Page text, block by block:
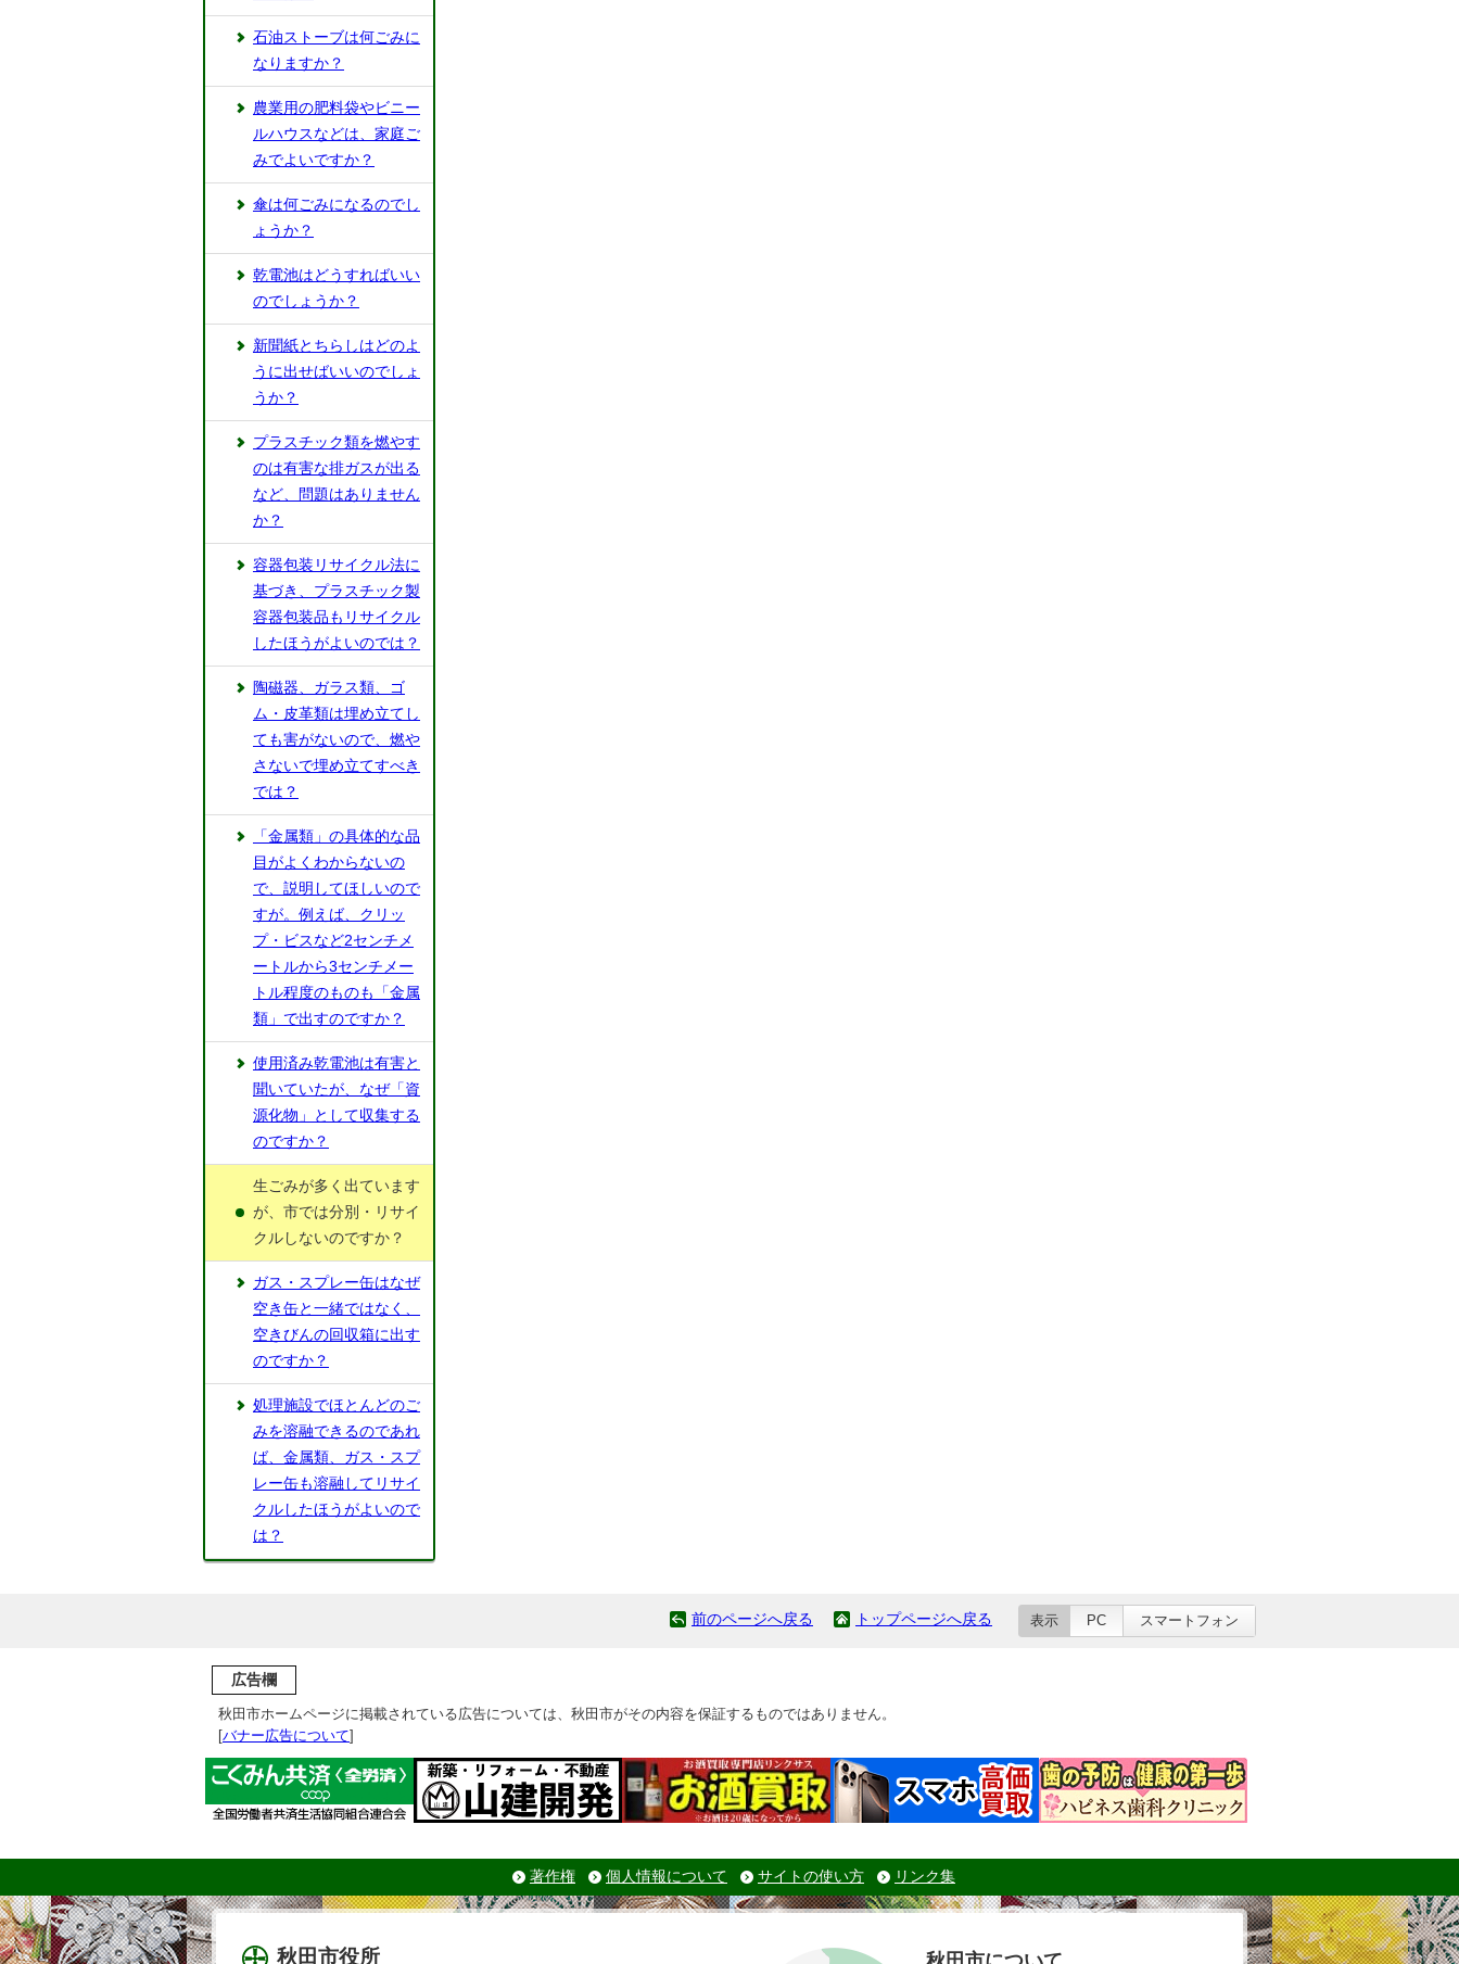
石油ストーブは何ごみに
なりますか？
農業用の肥料袋やビニー
ルハウスなどは、家庭ご
みでよいですか？
傘は何ごみになるのでし
ょうか？
乾電池はどうすればいい
のでしょうか？
新聞紙とちらしはどのよ
うに出せばいいのでしょ
うか？
プラスチック類を燃やす
のは有害な排ガスが出る
など、問題はありません
か？
容器包装リサイクル法に
基づき、プラスチック製
容器包装品もリサイクル
したほうがよいのでは？
陶磁器、ガラス類、ゴ
ム・皮革類は埋め立てし
ても害がないので、燃や
さないで埋め立てすべき
では？
「金属類」の具体的な品
目がよくわからないの
で、説明してほしいので
すが。例えば、クリッ
プ・ビスなど2センチメ
ートルから3センチメー
トル程度のものも「金属
類」で出すのですか？
使用済み乾電池は有害と
聞いていたが、なぜ「資
源化物」として収集する
のですか？
生ごみが多く出ています
が、市では分別・リサイ
クルしないのですか？
ガス・スプレー缶はなぜ
空き缶と一緒ではなく、
空きびんの回収箱に出す
のですか？
処理施設でほとんどのご
みを溶融できるのであれ
ば、金属類、ガス・スプ
レー缶も溶融してリサイ
クルしたほうがよいので
は？
前のページへ戻る トップページへ戻る 表示 PC スマートフォン
広告欄
秋田市ホームページに掲載されている広告については、秋田市がその内容を保証するものではありません。
[バナー広告について]
著作権 個人情報について サイトの使い方 リンク集
秋田市役所